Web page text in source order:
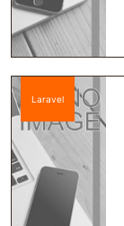
Laravel